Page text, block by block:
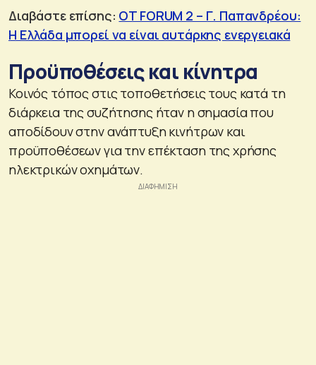
Διαβάστε επίσης: OT FORUM 2 – Γ. Παπανδρέου:
Η Ελλάδα μπορεί να είναι αυτάρκης ενεργειακά
Προϋποθέσεις και κίνητρα
Κοινός τόπος στις τοποθετήσεις τους κατά τη
διάρκεια της συζήτησης ήταν η σημασία που
αποδίδουν στην ανάπτυξη κινήτρων και
προϋποθέσεων για την επέκταση της χρήσης
ηλεκτρικών οχημάτων.